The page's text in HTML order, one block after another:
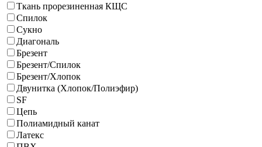
Ткань прорезиненная КЩС
Спилок
Сукно
Диагональ
Брезент
Брезент/Спилок
Брезент/Хлопок
Двунитка (Хлопок/Полиэфир)
SF
Цепь
Полиамидный канат
Латекс